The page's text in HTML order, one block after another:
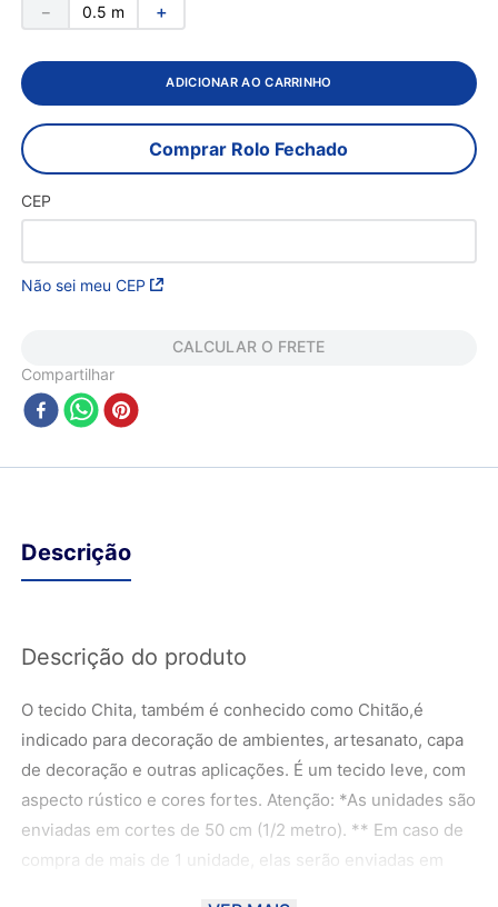
＋
－
ADICIONAR AO CARRINHO
Comprar Rolo Fechado
CEP
Não sei meu CEP
CALCULAR O FRETE
Compartilhar
Descrição
Descrição do produto
O tecido Chita, também é conhecido como Chitão,é
indicado para decoração de ambientes, artesanato, capa
de decoração e outras aplicações. É um tecido leve, com
aspecto rústico e cores fortes. Atenção: *As unidades são
enviadas em cortes de 50 cm (1/2 metro). ** Em caso de
compra de mais de 1 unidade, elas serão enviadas em